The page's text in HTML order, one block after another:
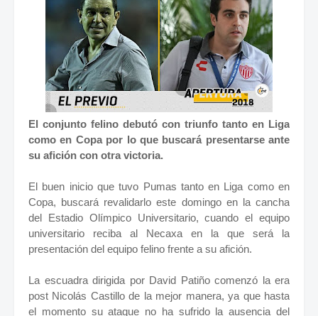
El conjunto felino debutó con triunfo tanto en Liga
como en Copa por lo que buscará presentarse ante
su afición con otra victoria.
El buen inicio que tuvo Pumas tanto en Liga como en
Copa, buscará revalidarlo este domingo en la cancha
del Estadio Olímpico Universitario, cuando el equipo
universitario reciba al Necaxa en la que será la
presentación del equipo felino frente a su afición.
La escuadra dirigida por David Patiño comenzó la era
post Nicolás Castillo de la mejor manera, ya que hasta
el momento su ataque no ha sufrido la ausencia del